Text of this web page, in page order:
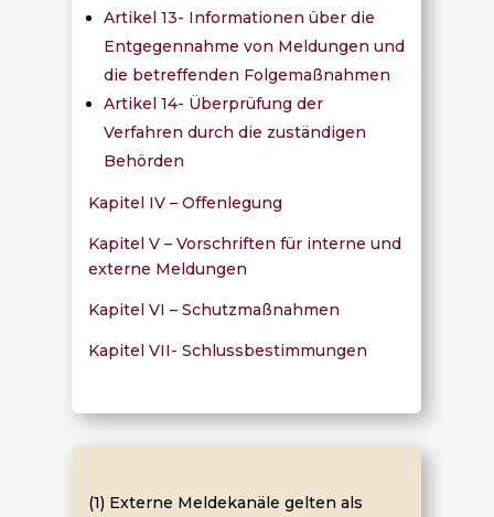
Artikel 13- Informationen über die
Entgegennahme von Meldungen und
die betreffenden Folgemaßnahmen
Artikel 14- Überprüfung der
Verfahren durch die zuständigen
Behörden
Kapitel IV – Offenlegung
Kapitel V – Vorschriften für interne und
externe Meldungen
Kapitel VI – Schutzmaßnahmen
Kapitel VII- Schlussbestimmungen
(1) Externe Meldekanäle gelten als